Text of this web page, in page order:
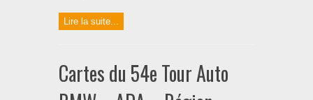
Lire la suite...
Cartes du 54e Tour Auto